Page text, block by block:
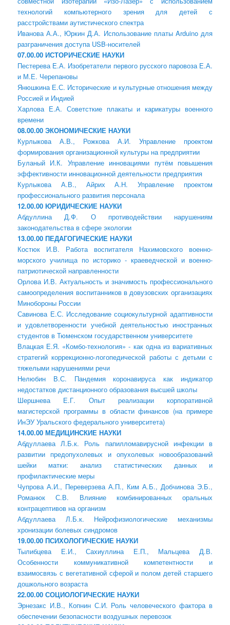
технологий компьютерного зрения для детей с
расстройствами аутистического спектра
Иванова А.А., Юркин Д.А. Использование платы Arduino для
разграничения доступа USB-носителей
07.00.00 ИСТОРИЧЕСКИЕ НАУКИ
Пестерева Е.А. Изобретатели первого русского паровоза Е.А.
и М.Е. Черепановы
Янюшкина Е.С. Исторические и культурные отношения между
Россией и Индией
Харлова Е.А. Советсткие плакаты и карикатуры военного
времени
08.00.00 ЭКОНОМИЧЕСКИЕ НАУКИ
Курлыкова А.В., Рожкова А.И. Управление проектом
формирования организационной культуры на предприятии
Буланый И.К. Управление инновациями путём повышения
эффективности инновационной деятельности предприятия
Курлыкова А.В., Айрих А.Н. Управление проектом
профессионального развития персонала
12.00.00 ЮРИДИЧЕСКИЕ НАУКИ
Абдуллина Д.Ф. О противодействии нарушениям
законодательства в сфере экологии
13.00.00 ПЕДАГОГИЧЕСКИЕ НАУКИ
Костюк И.В. Работа воспитателя Нахимовского военно-
морского училища по историко - краеведческой и военно-
патриотической направленности
Орлова И.В. Актуальность и значимость профессионального
самоопределения воспитанников в довузовских организациях
Минобороны России
Савинова Е.С. Исследование социокультурной адаптивности
и удовлетворенности учебной деятельностью иностранных
студентов в Тюменском государственном университете
Влацкая Е.Я. «Комбо-технология» - как одна из вариативных
стратегий коррекционно-логопедической работы с детьми с
тяжелыми нарушениями речи
Нелюбин В.С. Пандемия коронавируса как индикатор
недостатков дистанционного образования высшей школы
Шершнева Е.Г. Опыт реализации корпоративной
магистерской программы в области финансов (на примере
ИнЭУ Уральского федерального университета)
14.00.00 МЕДИЦИНСКИЕ НАУКИ
Абдуллаева Л.Б.к. Роль папилломавирусной инфекции в
развитии предопухолевых и опухолевых новообразований
шейки матки: анализ статистических данных и
профилактические меры
Чупрова А.И., Переверзева А.П., Ким А.Б., Добчинова Э.Б.,
Романюк С.В. Влияние комбинированных оральных
контрацептивов на организм
Абдуллаева Л.Б.к. Нейрофизиологические механизмы
хронизации болевых синдромов​
19.00.00 ПСИХОЛОГИЧЕСКИЕ НАУКИ
Тылибцева Е.И., Сахиуллина Е.П., Мальцева Д.В.
Особенности коммуникативной компетентности и
взаимосвязь с вегетативной сферой и полом детей старшего
дошкольного возраста
22.00.00 СОЦИОЛОГИЧЕСКИЕ НАУКИ
Эрнезакс И.В., Копнин С.И. Роль человеческого фактора в
обеспечении безопасности воздушных перевозок